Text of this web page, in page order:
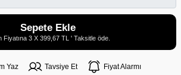
Sepete Ekle
Fiyatına 3 X 399,67 TL ' Taksitle öde.
Yaz Tavsiye Et Fiyat Alarmı